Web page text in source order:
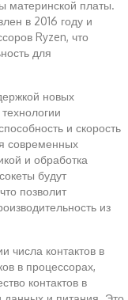
материнской платы.
в 2016 году и
Ryzen, что
для
новых
и скорость
современных
и обработка
будут
позволит
из
числа контактов в
в процессорах,
контактов в